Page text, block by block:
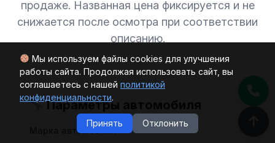
Мы используем файлы cookies для улучшения
работы сайта. Продолжая использовать сайт, вы
соглашаетесь с нашей политикой
конфиденциальности.
Принять Отклонить
продаже. Названная цена фиксируется и не
снижается после осмотра при соответствии
описанию.
Параметры автомобиля
Марка автомобиля